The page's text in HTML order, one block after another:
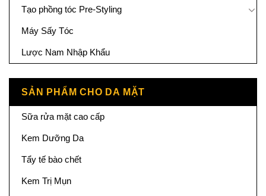
Tạo phồng tóc Pre-Styling
Máy Sấy Tóc
Lược Nam Nhập Khẩu
SẢN PHẨM CHO DA MẶT
Sữa rửa mặt cao cấp
Kem Dưỡng Da
Tẩy tế bào chết
Kem Trị Mụn